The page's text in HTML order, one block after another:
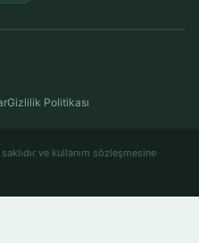
Gizlilik Politikası
ve kullanım sözleşmesine